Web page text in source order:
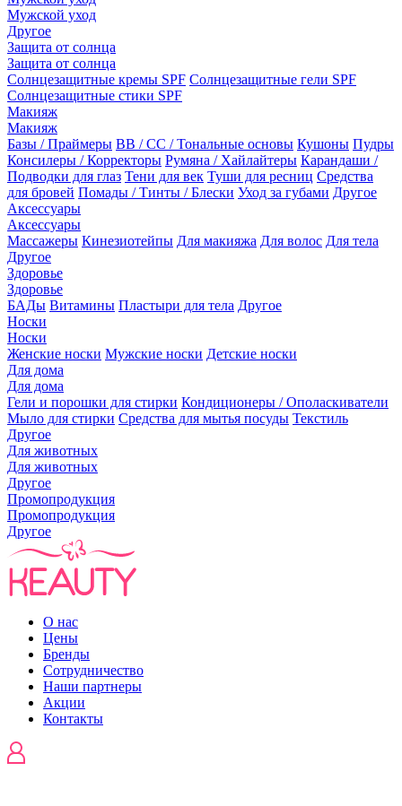
Мужской уход
Другое
Защита от солнца
Защита от солнца
Солнцезащитные кремы SPF Солнцезащитные гели SPF
Солнцезащитные стики SPF
Макияж
Макияж
Базы / Праймеры BB / CC / Тональные основы Кушоны Пудры
Консилеры / Корректоры Румяна / Хайлайтеры Карандаши /
Подводки для глаз Тени для век Туши для ресниц Средства
для бровей Помады / Тинты / Блески Уход за губами Другое
Аксессуары
Аксессуары
Массажеры Кинезиотейпы Для макияжа Для волос Для тела
Другое
Здоровье
Здоровье
БАДы Витамины Пластыри для тела Другое
Носки
Носки
Женские носки Мужские носки Детские носки
Для дома
Для дома
Гели и порошки для стирки Кондиционеры / Ополаскиватели
Мыло для стирки Средства для мытья посуды Текстиль
Другое
Для животных
Для животных
Другое
Промопродукция
Промопродукция
Другое
О нас
Цены
Бренды
Сотрудничество
Наши партнеры
Акции
Контакты